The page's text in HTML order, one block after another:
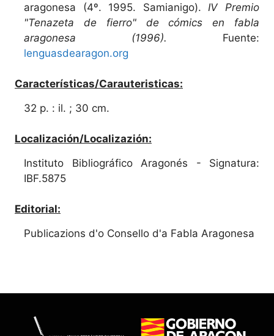
aragonesa (4º. 1995. Samianigo). IV Premio
"Tenazeta de fierro" de cómics en fabla
aragonesa (1996). Fuente:
lenguasdearagon.org
Características/Carauteristicas:
32 p. : il. ; 30 cm.
Localización/Localizazión:
Instituto Bibliográfico Aragonés - Signatura:
IBF.5875
Editorial:
Publicazions d'o Consello d'a Fabla Aragonesa